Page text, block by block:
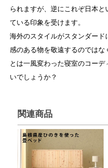
られますが、逆にこれぞ日本
ている印象を受けます。
海外のスタイルがスタンダー
感のある物を敬遠するのでは
とは一風変わった寝室のコー
いでしょうか？
関連商品